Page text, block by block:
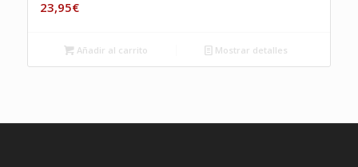
23,95€
Añadir al carrito Mostrar detalles